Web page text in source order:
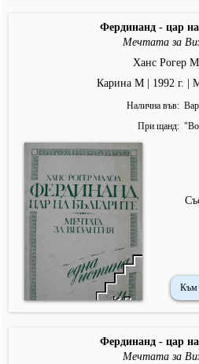
Фердинанд - цар
Мечтата за
Ханс Рогер
Карина М | 1992 г. |
Налична във
При щанд
"
Към
Фердинанд - цар
Мечтата за